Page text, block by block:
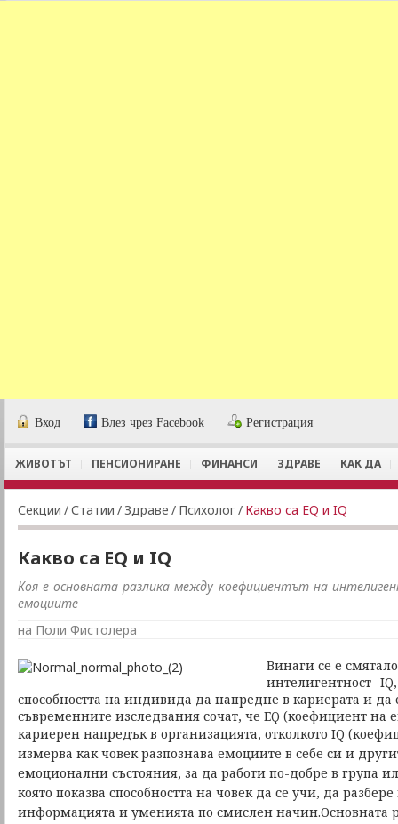
Вход Влез чрез Facebook Регистрация
ЖИВОТЪТ ПЕНСИОНИРАНЕ ФИНАНСИ ЗДРАВЕ КАК ДА
Секции /Статии / Здраве / Психолог/ Какво са EQ и IQ
Какво са EQ и IQ
Коя е основната разлика между коефициентът на
емоциите
на Поли Фистолера
Винаги се е
интелигентност -
способността на индивида да напредне в кариерата и да
съвременните изследвания сочат, че ЕQ (коефициент на
кариерен напредък в организацията, отколкото IQ
измерва как човек разпознава емоциите в себе си и
емоционални състояния, за да работи по-добре в група
която показва способността на човек да се учи, да
информацията и уменията по смислен начин.Основната